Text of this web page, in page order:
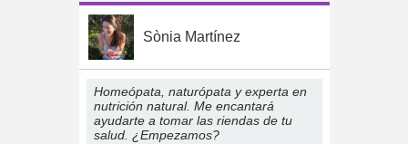
Sònia Martínez
Homeópata, naturópata y experta en
nutrición natural. Me encantará
ayudarte a tomar las riendas de tu
salud. ¿Empezamos?